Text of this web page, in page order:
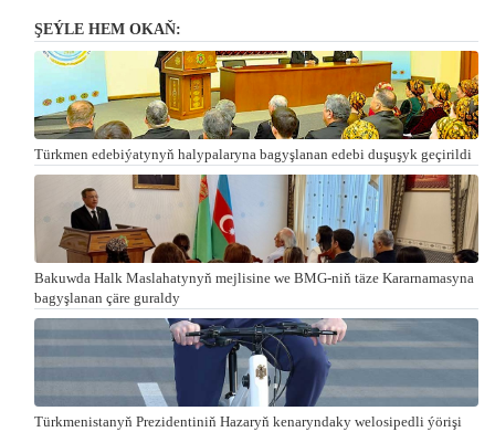
ŞEÝLE HEM OKAŇ:
Türkmen edebiýatynyň halypalaryna bagyşlanan edebi duşuşyk geçirildi
Bakuwda Halk Maslahatynyň mejlisine we BMG-niň täze Kararnamasyna
bagyşlanan çäre guraldy
Türkmenistanyň Prezidentiniň Hazaryň kenaryndaky welosipedli ýörişi